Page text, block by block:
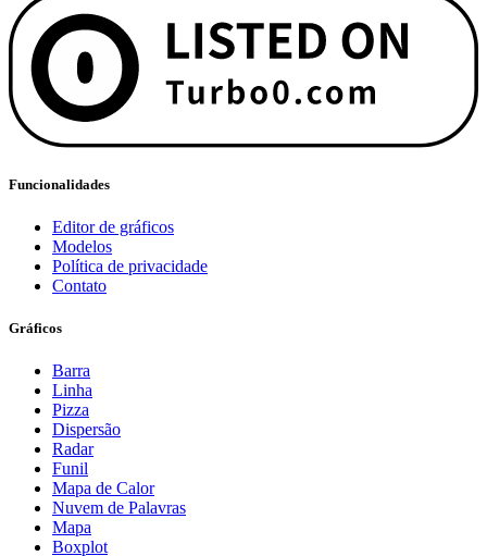
Funcionalidades
Editor de gráficos
Modelos
Política de privacidade
Contato
Gráficos
Barra
Linha
Pizza
Dispersão
Radar
Funil
Mapa de Calor
Nuvem de Palavras
Mapa
Boxplot